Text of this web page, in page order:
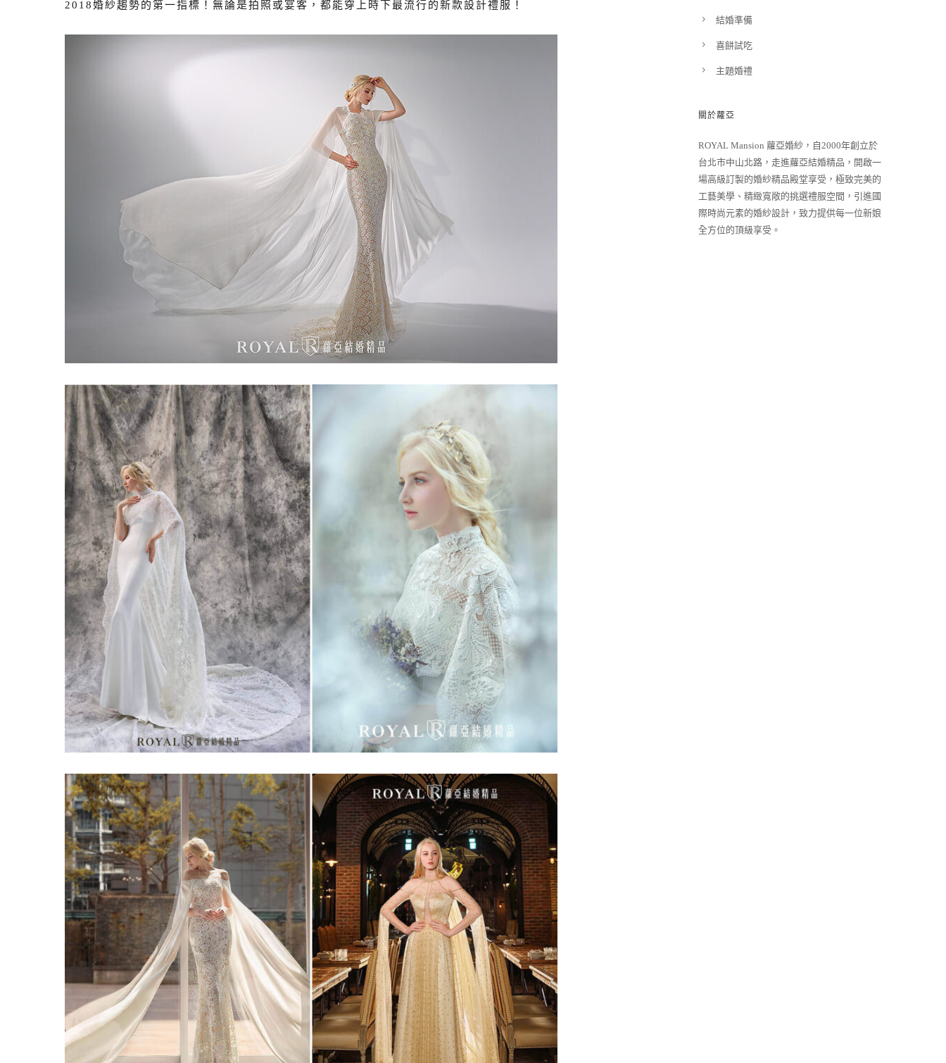
2018婚紗趨勢的第一指標！無論是拍照或宴客，都能穿上時下最流行的新款設計禮服！
結婚準備
喜餅試吃
主題婚禮
關於蘿亞
ROYAL Mansion 蘿亞婚紗，自2000年創立於
台北市中山北路，走進蘿亞結婚精品，開啟一
場高級訂製的婚紗精品殿堂享受，極致完美的
工藝美學、精緻寬敞的挑選禮服空間，引進國
際時尚元素的婚紗設計，致力提供每一位新娘
全方位的頂級享受。